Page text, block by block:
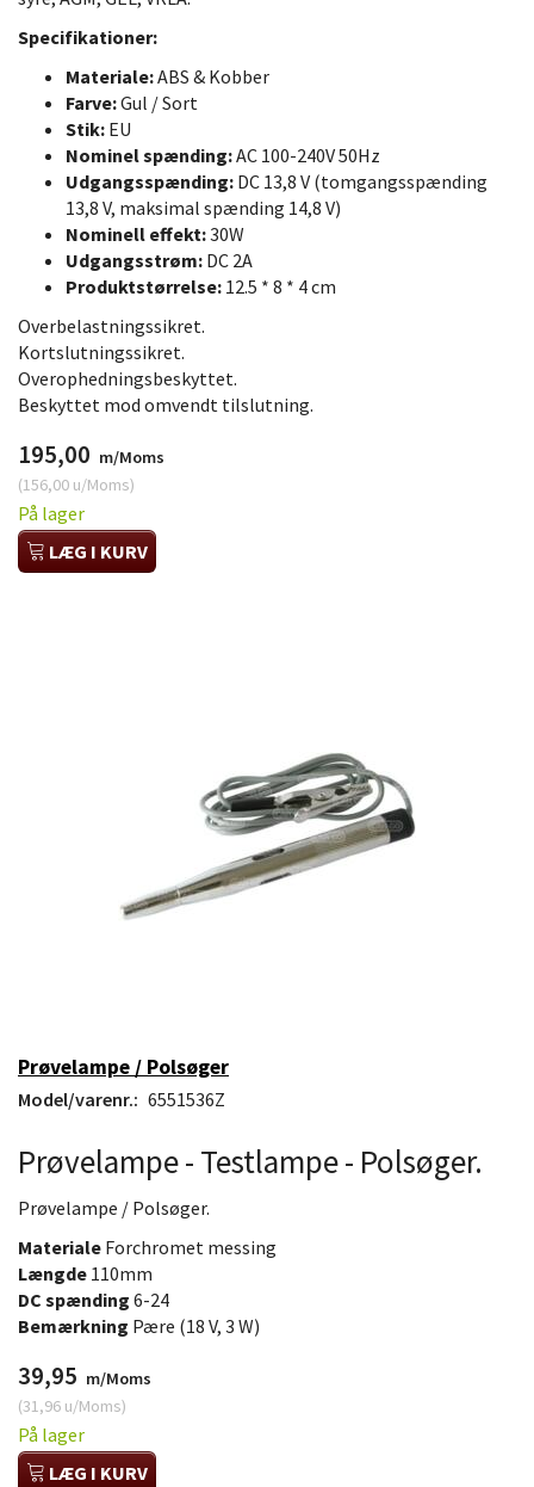
Specifikationer:
Materiale:ABS & Kobber
Farve:Gul / Sort
Stik: EU
Nominel spænding:AC 100-240V 50Hz
Udgangsspænding: DC 13,8 V (tomgangsspænding
13,8 V, maksimal spænding 14,8 V)
Nominell effekt:30W
Udgangsstrøm: DC 2A
Produktstørrelse: 12.5 * 8 * 4 cm
Overbelastningssikret.
Kortslutningssikret.
Overophedningsbeskyttet.
Beskyttet mod omvendt tilslutning.
195,00 m/Moms
(156,00 u/Moms)
På lager
LÆG I KURV
Prøvelampe / Polsøger
Model/varenr.: 6551536Z
Prøvelampe - Testlampe - Polsøger.
Prøvelampe / Polsøger.
Materiale Forchromet messing
Længde 110mm
DC spænding 6-24
Bemærkning Pære (18 V, 3 W)
39,95 m/Moms
(31,96 u/Moms)
På lager
LÆG I KURV